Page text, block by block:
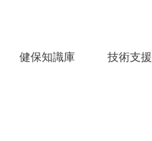
健保知識庫 技術支援